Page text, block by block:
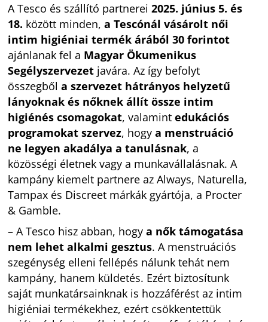
A Tesco és szállító partnerei2025. június 5. és
18. között minden,a Tescónál vásárolt női
intim higiéniai termék árából 30 forintot
ajánlanak fel a Magyar Ökumenikus
Segélyszervezet javára. Az így befolyt
összegbőla szervezet hátrányos helyzetű
lányoknak és nőknek állít össze intim
higiénés csomagokat, valamintedukációs
programokat szervez, hogy a menstruáció
ne legyen akadálya a tanulásnak, a
közösségi életnek vagy a munkavállalásnak. A
kampány kiemelt partnere az Always, Naturella,
Tampax és Discreet márkák gyártója, a Procter
& Gamble.
– A Tesco hisz abban, hogya nők támogatása
nem lehet alkalmi gesztus. A menstruációs
szegénység elleni fellépés nálunk tehát nem
kampány, hanem küldetés. Ezért biztosítunk
saját munkatársainknak is hozzáférést az intim
higiéniai termékekhez, ezért csökkentettük